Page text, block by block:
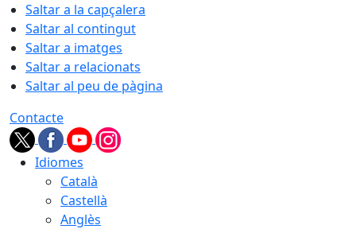
Saltar a la capçalera
Saltar al contingut
Saltar a imatges
Saltar a relacionats
Saltar al peu de pàgina
Contacte
Idiomes
Català
Castellà
Anglès